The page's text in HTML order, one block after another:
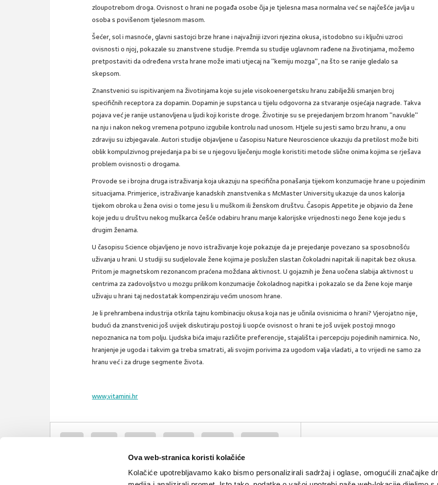
Ova web-stranica koristi kolačiće
Kolačiće upotrebljavamo kako bismo personalizirali sadržaj i oglase, omogućili značajke
zloupotrebom droga. Ovisnost o hrani ne pogađa osobe čija je tjelesna masa normalna već se najčešće javlja u
osoba s povišenom tjelesnom masom.
Šećer, sol i masnoće, glavni sastojci brze hrane i najvažniji izvori njezina okusa, istodobno su i ključni uzroci
ovisnosti o njoj, pokazale su znanstvene studije. Premda su studije uglavnom rađene na životinjama, možemo
pretpostaviti da određena vrsta hrane može imati utjecaj na "kemiju mozga", na što se ranije gledalo sa
skepsom.
Znanstvenici su ispitivanjem na životinjama koje su jele visokoenergetsku hranu zabilježili smanjen broj
specifičnih receptora za dopamin. Dopamin je supstanca u tijelu odgovorna za stvaranje osjećaja nagrade. Takva
pojava već je ranije ustanovljena u ljudi koji koriste droge. Životinje su se prejedanjem brzom hranom "navukle"
na nju i nakon nekog vremena potpuno izgubile kontrolu nad unosom. Htjele su jesti samo brzu hranu, a onu
zdraviju su izbjegavale. Autori studije objavljene u časopisu Nature Neuroscience ukazuju da pretilost može biti
oblik kompulzivnog prejedanja pa bi se u njegovu liječenju mogle koristiti metode slične onima kojima se rješava
problem ovisnosti o drogama.
Provode se i brojna druga istraživanja koja ukazuju na specifična ponašanja tijekom konzumacije hrane u pojedinim
situacijama. Primjerice, istraživanje kanadskih znanstvenika s McMaster University ukazuje da unos kalorija
tijekom obroka u žena ovisi o tome jesu li u muškom ili ženskom društvu. Časopis Appetite je objavio da žene
koje jedu u društvu nekog muškarca češće odabiru hranu manje kalorijske vrijednosti nego žene koje jedu s
drugim ženama.
U časopisu Science objavljeno je novo istraživanje koje pokazuje da je prejedanje povezano sa sposobnošću
uživanja u hrani. U studiji su sudjelovale žene kojima je poslužen slastan čokoladni napitak ili napitak bez okusa.
Pritom je magnetskom rezonancom praćena moždana aktivnost. U gojaznih je žena uočena slabija aktivnost u
centrima za zadovoljstvo u mozgu prilikom konzumacije čokoladnog napitka i pokazalo se da žene koje manje
uživaju u hrani taj nedostatak kompenziraju većim unosom hrane.
Je li prehrambena industrija otkrila tajnu kombinaciju okusa koja nas je učinila ovisnicima o hrani? Vjerojatno nije,
budući da znanstvenici još uvijek diskutiraju postoji li uopće ovisnost o hrani te još uvijek postoji mnogo
nepoznanica na tom polju. Ljudska bića imaju različite preferencije, stajališta i percepciju pojedinih namirnica. No,
hranjenje je ugoda i takvim ga treba smatrati, ali svojim porivima za ugodom valja vladati, a to vrijedi ne samo za
hranu već i za druge segmente života.
www,vitamini.hr
hrana mozak ovisnost kontrola prehrana prejedanje
brza hrana sol mast